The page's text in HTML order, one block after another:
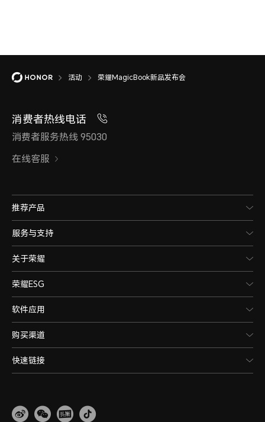
活动 荣耀MagicBook新品发布会
消费者热线电话
消费者服务热线 95030
在线客服
推荐产品
服务与支持
关于荣耀
荣耀ESG
软件应用
购买渠道
快速链接